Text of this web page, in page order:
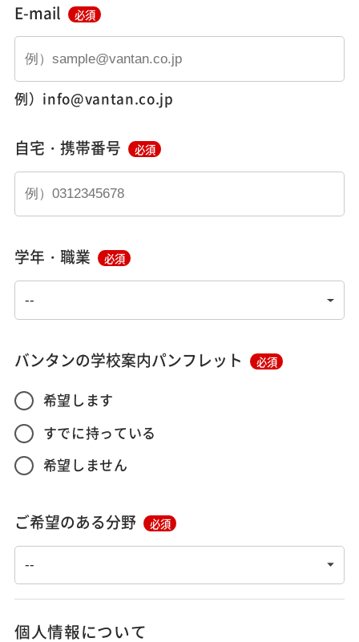
E-mail 必須
例）info@vantan.co.jp
自宅・携帯番号 必須
学年・職業 必須
バンタンの学校案内パンフレット 必須
希望します
すでに持っている
希望しません
ご希望のある分野 必須
個人情報について